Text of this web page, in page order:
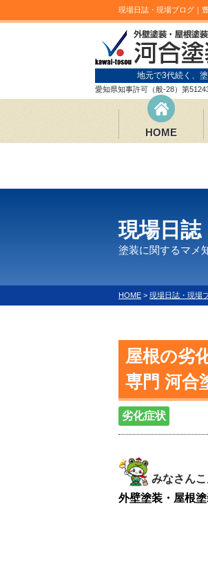
現場日誌・現場ブログ｜
地元で3代続く、
愛知県知事許可（般-28）第
HOME
現場日誌
塗装に関するマメ
HOME > 現場日誌・現場
屋根の劣
専門 河合
劣化症状
みなさんこ
外壁塗装・屋根